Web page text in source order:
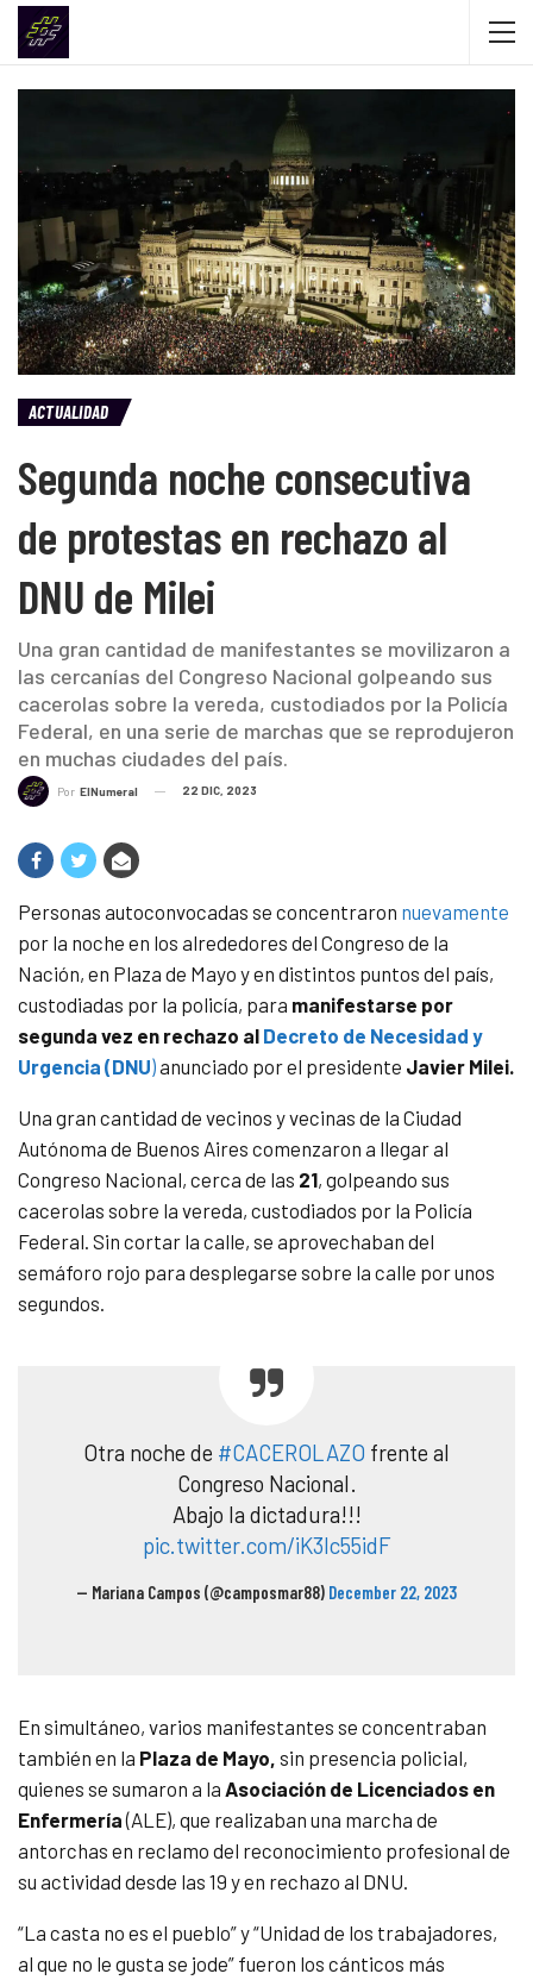
ACTUALIDAD
Segunda noche consecutiva
de protestas en rechazo al
DNU de Milei
Una gran cantidad de manifestantes se movilizaron a
las cercanías del Congreso Nacional golpeando sus
cacerolas sobre la vereda, custodiados por la Policía
Federal, en una serie de marchas que se reprodujeron
en muchas ciudades del país.
Por ElNumeral 22 DIC, 2023
Personas autoconvocadas se concentraron nuevamente
por la noche en los alrededores del Congreso de la
Nación, en Plaza de Mayo y en distintos puntos del país,
custodiadas por la policía, para manifestarse por
segunda vez en rechazo al Decreto de Necesidad y
Urgencia (DNU)anunciado por el presidente Javier Milei.
Una gran cantidad de vecinos y vecinas de la Ciudad
Autónoma de Buenos Aires comenzaron a llegar al
Congreso Nacional, cerca de las 21, golpeando sus
cacerolas sobre la vereda, custodiados por la Policía
Federal. Sin cortar la calle, se aprovechaban del
semáforo rojo para desplegarse sobre la calle por unos
segundos.
Otra noche de #CACEROLAZO frente al
Congreso Nacional.
Abajo la dictadura!!!
pic.twitter.com/iK3lc55idF
— Mariana Campos (@camposmar88) December 22, 2023
En simultáneo, varios manifestantes se concentraban
también en la Plaza de Mayo, sin presencia policial,
quienes se sumaron a la Asociación de Licenciados en
Enfermería(ALE), que realizaban una marcha de
antorchas en reclamo del reconocimiento profesional de
su actividad desde las 19 y en rechazo al DNU.
“La casta no es el pueblo” y “Unidad de los trabajadores,
al que no le gusta se jode” fueron los cánticos más